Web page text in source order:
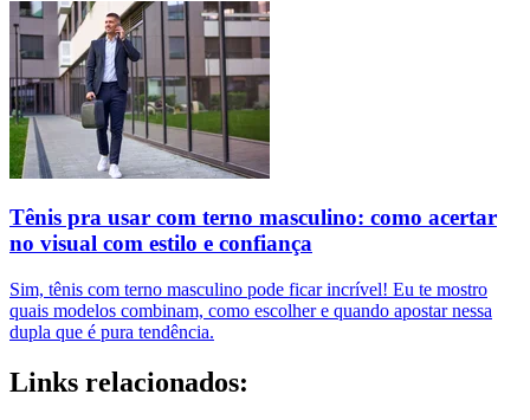
Tênis pra usar com terno masculino: como acertar
no visual com estilo e confiança
Sim, tênis com terno masculino pode ficar incrível! Eu te mostro
quais modelos combinam, como escolher e quando apostar nessa
dupla que é pura tendência.
Links relacionados: